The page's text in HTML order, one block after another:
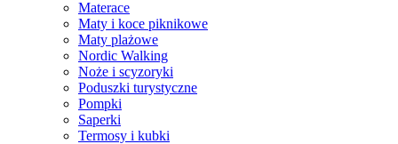
Materace
Maty i koce piknikowe
Maty plażowe
Nordic Walking
Noże i scyzoryki
Poduszki turystyczne
Pompki
Saperki
Termosy i kubki